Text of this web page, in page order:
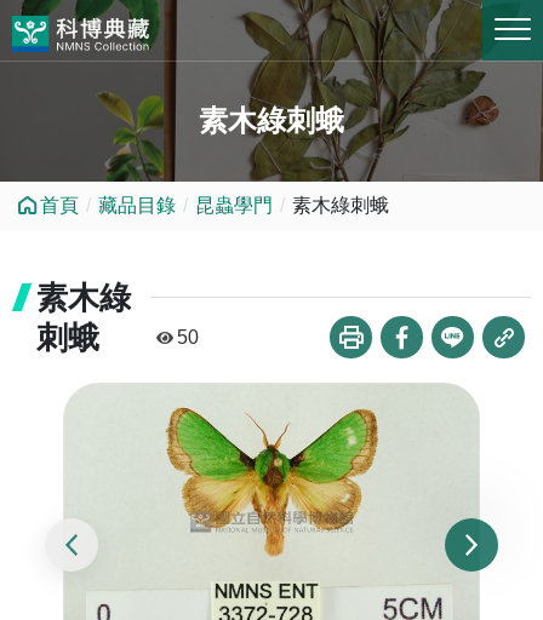
跳到中央內容區塊
素木綠刺蛾
首頁 藏品目錄 昆蟲學門 素木綠刺蛾
素木綠
刺蛾
50